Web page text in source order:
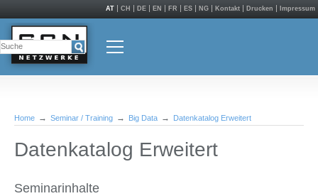
AT CH DE EN FR ES NG Kontakt Drucken Impressum
Home Seminar / Training Big Data Datenkatalog Erweitert
Datenkatalog Erweitert
Seminarinhalte